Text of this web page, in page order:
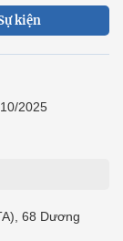
kiện
2025
68 Dương